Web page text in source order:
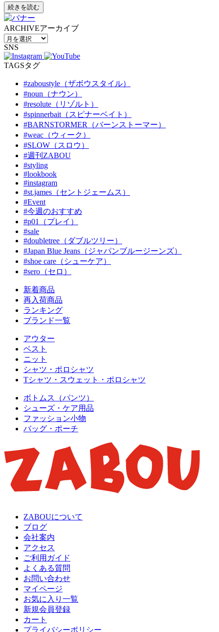
続きを読む
ARCHIVEアーカイブ
SNS
TAGSタグ
#zaboustyle（ザボウスタイル）
#noun（ナウン）
#resolute（リゾルト）
#spinnerbait（スピナーベイト）
#BARNSTORMER（バーンストーマー）
#weac（ウィーク）
#SLOW（スロウ）
#週刊ZABOU
#styling
#lookbook
#instagram
#st.james（セントジェームス）
#Event
#今週のおすすめ
#p01（プレイ）
#sale
#doubletree（ダブルツリー）
#Japan Blue Jeans（ジャパンブルージーンズ）
#shoe care（シューケア）
#sero（セロ）
新着商品
再入荷商品
ランキング
ブランド一覧
アウター
ベスト
ニット
シャツ・ポロシャツ
Tシャツ・スウェット・ポロシャツ
ボトムス（パンツ）
シューズ・ケア用品
ファッション小物
バッグ・ポーチ
ZABOUについて
ブログ
会社案内
アクセス
ご利用ガイド
よくある質問
お問い合わせ
マイページ
お気に入り一覧
新規会員登録
カート
プライバシーポリシー